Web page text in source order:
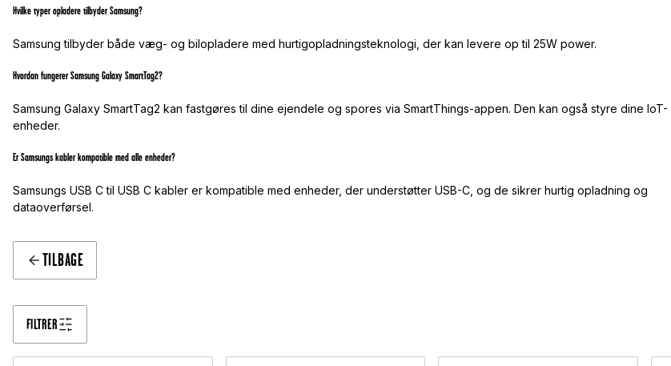
Hvilke typer opladere tilbyder Samsung?
Samsung tilbyder både væg- og bilopladere med hurtigopladningsteknologi, der kan levere op til 25W power.
Hvordan fungerer Samsung Galaxy SmartTag2?
Samsung Galaxy SmartTag2 kan fastgøres til dine ejendele og spores via SmartThings-appen. Den kan også styre dine IoT-
enheder.
Er Samsungs kabler kompatible med alle enheder?
Samsungs USB C til USB C kabler er kompatible med enheder, der understøtter USB-C, og de sikrer hurtig opladning og
dataoverførsel.
TILBAGE
FILTRER